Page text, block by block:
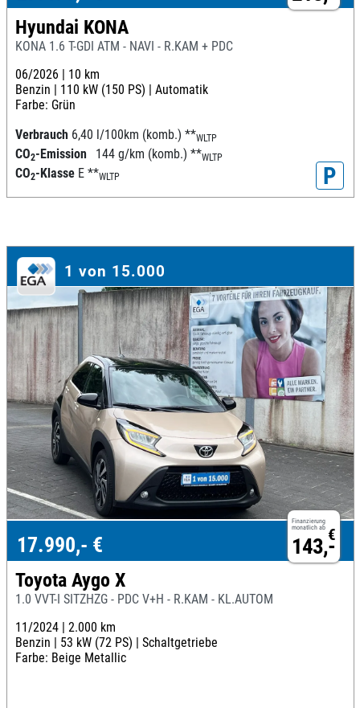
Hyundai KONA
KONA 1.6 T-GDI ATM - NAVI - R.KAM + PDC
06/2026 | 10 km
Benzin | 110 kW (150 PS) | Automatik
Farbe: Grün
Verbrauch 6,40 l/100km (komb.) **WLTP
CO2-Emission 144 g/km (komb.) **WLTP
CO2-Klasse E **WLTP P
1 von 15.000
Finanzierung
monatlich ab €
143,-
17.990,- €
Toyota Aygo X
1.0 VVT-I SITZHZG - PDC V+H - R.KAM - KL.AUTOM
11/2024 | 2.000 km
Benzin | 53 kW (72 PS) | Schaltgetriebe
Farbe: Beige Metallic